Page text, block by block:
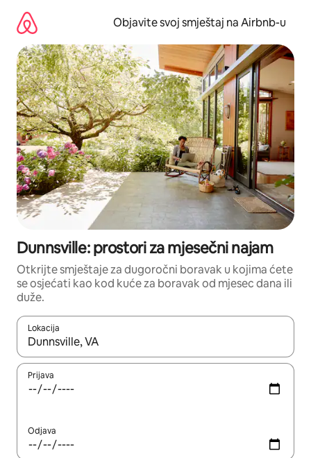
sadržaj
Objavite svoj smještaj na Airbnb-u
Dunnsville: prostori za mjesečni najam
Otkrijte smještaje za dugoročni boravak u kojima ćete
se osjećati kao kod kuće za boravak od mjesec dana ili
duže.
Lokacija
Kad su rezultati dostupni, možete da se krećete kroz njih
Prijava
Odjava